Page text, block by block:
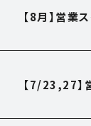
【8月】営業
【7/23,27】